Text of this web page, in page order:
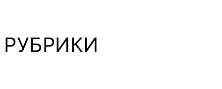
РУБРИКИ